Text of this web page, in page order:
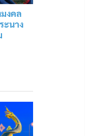
งคล
ะนาง